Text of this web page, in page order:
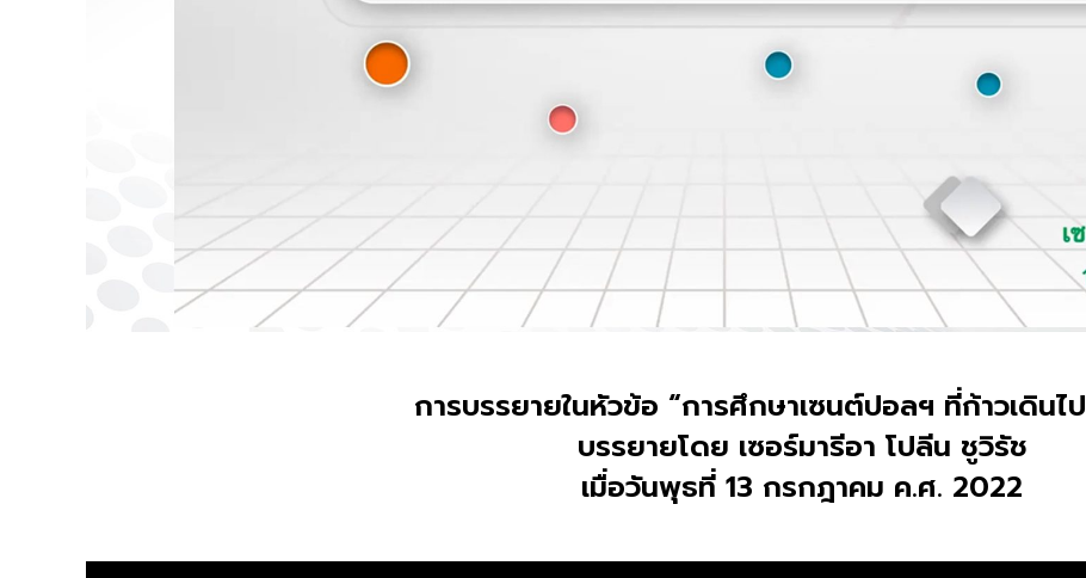
การบรรยายในหัวข้อ “การศึกษาเซนต์ปอลฯ ที่ก้าวเดินไ
บรรยายโดย เซอร์มารีอา โปลีน ชูวิรัช
เมื่อวันพุธที่ 13 กรกฎาคม ค.ศ. 2022